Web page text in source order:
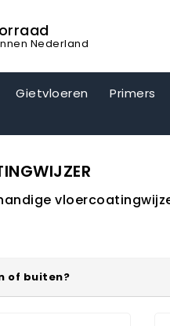
Nederland
Gietvloeren Primers
of buiten?